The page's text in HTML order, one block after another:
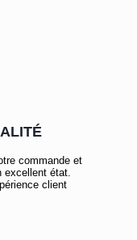
commande et
excellent état.
client